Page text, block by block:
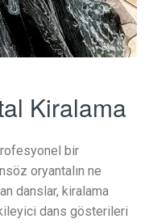
Kiralama
bir
oryantalın ne
danslar, kiralama
dans gösterileri